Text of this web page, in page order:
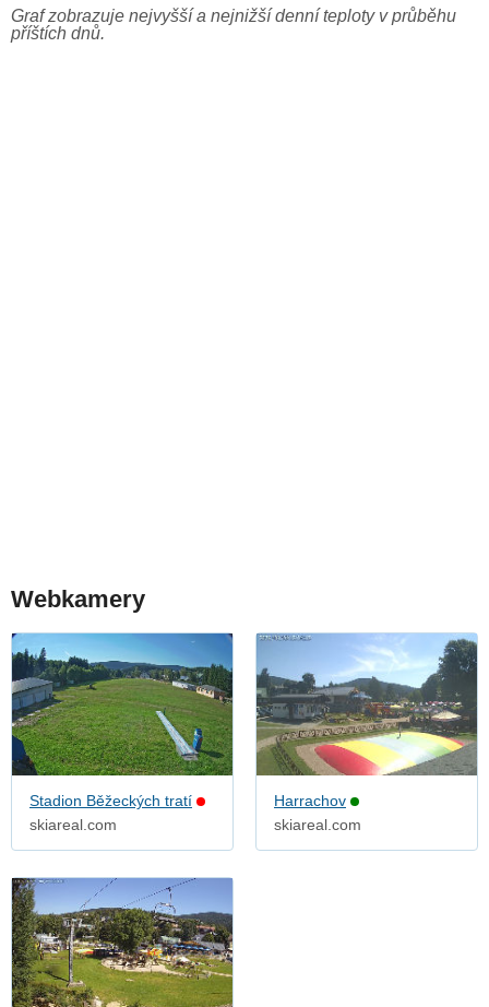
Graf zobrazuje nejvyšší a nejnižší denní teploty v průběhu
příštích dnů.
Webkamery
Stadion Běžeckých tratí
skiareal.com
Harrachov
skiareal.com